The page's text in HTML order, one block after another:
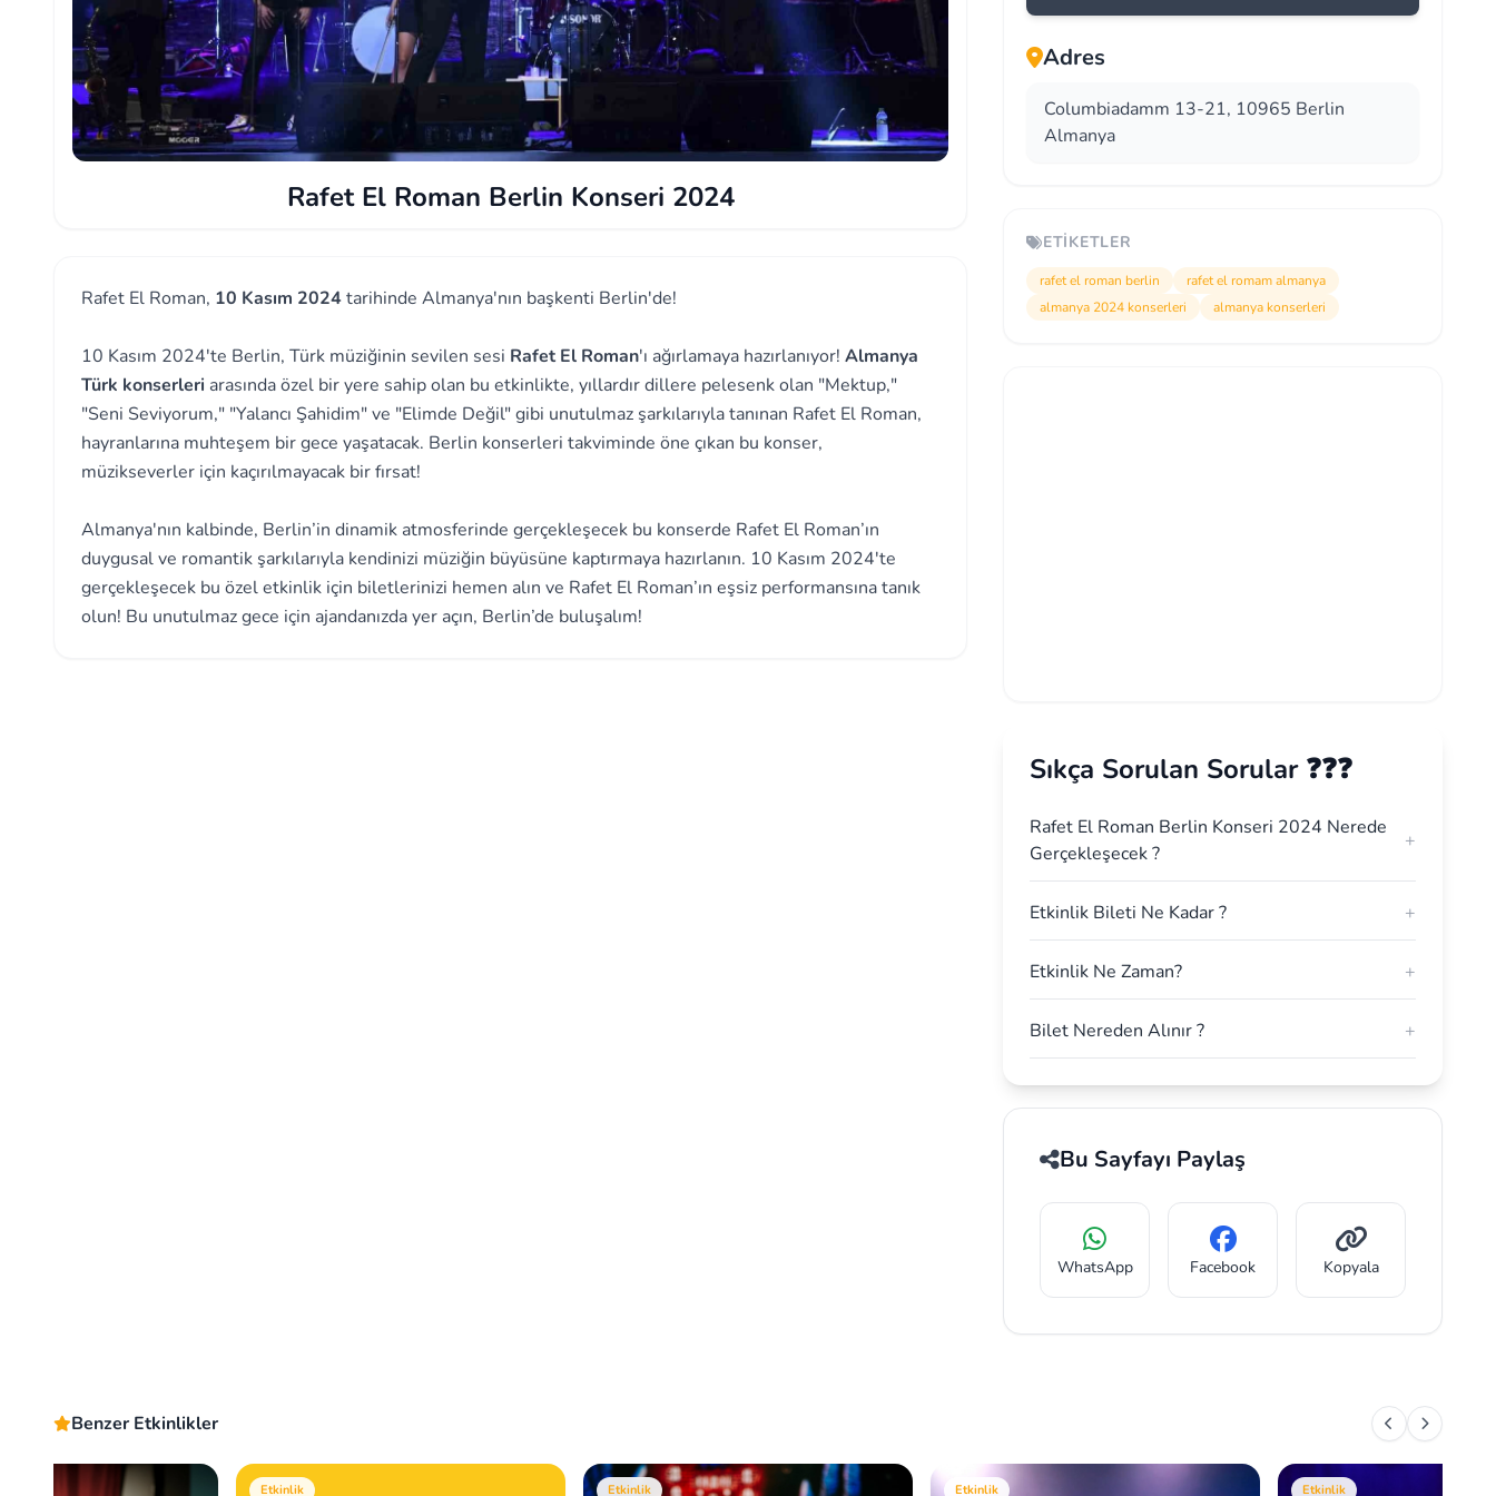
Rafet El Roman Berlin Konseri 2024
Rafet El Roman, 10 Kasım 2024tarihinde Almanya'nın başkenti Berlin'de!
10 Kasım 2024'te Berlin, Türk müziğinin sevilen sesi Rafet El Roman'ı ağırlamaya hazırlanıyor! Almanya
Türk konserleri arasında özel bir yere sahip olan bu etkinlikte, yıllardır dillere pelesenk olan "Mektup,"
"Seni Seviyorum," "Yalancı Şahidim" ve "Elimde Değil" gibi unutulmaz şarkılarıyla tanınan Rafet El Roman,
hayranlarına muhteşem bir gece yaşatacak. Berlin konserleri takviminde öne çıkan bu konser,
müzikseverler için kaçırılmayacak bir fırsat!
Almanya'nın kalbinde, Berlin’in dinamik atmosferinde gerçekleşecek bu konserde Rafet El Roman’ın
duygusal ve romantik şarkılarıyla kendinizi müziğin büyüsüne kaptırmaya hazırlanın. 10 Kasım 2024'te
gerçekleşecek bu özel etkinlik için biletlerinizi hemen alın ve Rafet El Roman’ın eşsiz performansına tanık
olun! Bu unutulmaz gece için ajandanızda yer açın, Berlin’de buluşalım!
Adres
Columbiadamm 13-21, 10965 Berlin
Almanya
ETIKETLER
rafet el roman berlin
rafet el romam almanya
almanya 2024 konserleri
almanya konserleri
Sıkça Sorulan Sorular ❓❓❓
Rafet El Roman Berlin Konseri 2024 Nerede
Gerçekleşecek ?
+
Etkinlik Bileti Ne Kadar ? +
Etkinlik Ne Zaman? +
Bilet Nereden Alınır ? +
Bu Sayfayı Paylaş
WhatsApp Facebook Kopyala
Benzer Etkinlikler
Etkinlik Etkinlik Etkinlik Etkinlik